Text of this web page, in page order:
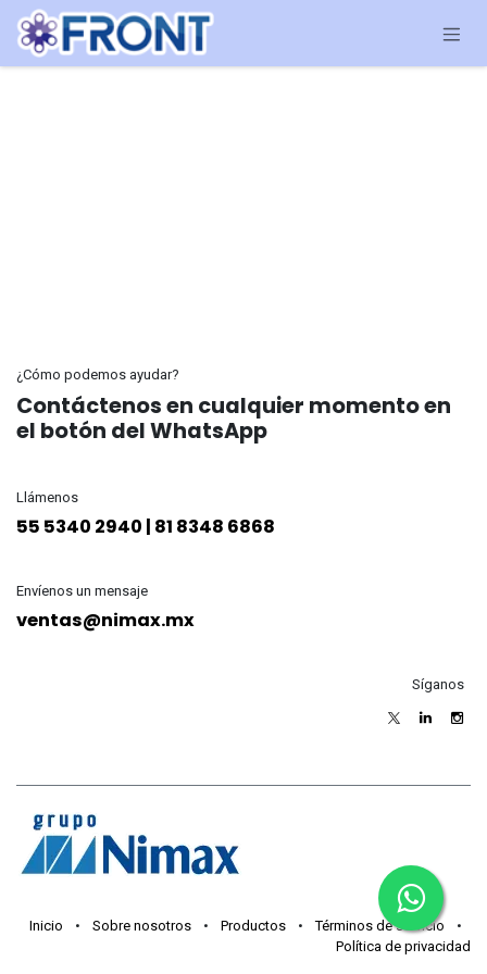
Ir al contenido
¿Cómo podemos ayudar?
Contáctenos en cualquier momento en
el botón del WhatsApp
Llámenos
55 5340 2940 | 81 8348 6868
Envíenos un mensaje
ventas@nimax.mx
Síganos
Inicio • Sobre nosotros • Productos • Términos de servicio
•
Política de privacidad